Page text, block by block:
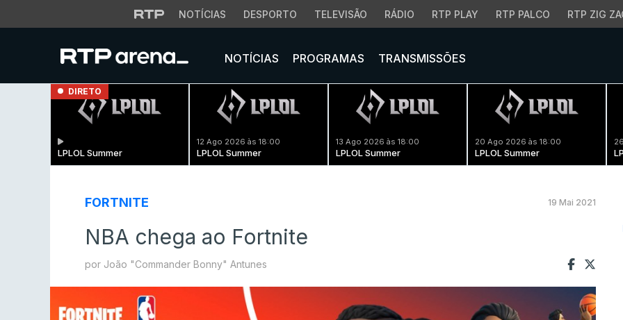
NOTÍCIAS DESPORTO TELEVISÃO RÁDIO RTP PLAY RTP PALCO RTP ZIG
NOTÍCIAS PROGRAMAS TRANSMISSÕES
DIRETO
LPLOL Summer
12 Ago 2026 às 18:00
LPLOL Summer
13 Ago 2026 às 18:00
LPLOL Summer
20 Ago 2026 às 18:00
LPLOL Summer
FORTNITE 19 Mai 2021
NBA chega ao Fortnite
por João "Commander Bonny" Antunes